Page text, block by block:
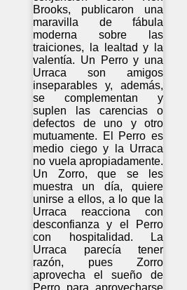
Brooks, publicaron una
maravilla de fábula
moderna sobre las
traiciones, la lealtad y la
valentía. Un Perro y una
Urraca son amigos
inseparables y, además,
se complementan y
suplen las carencias o
defectos de uno y otro
mutuamente. El Perro es
medio ciego y la Urraca
no vuela apropiadamente.
Un Zorro, que se les
muestra un día, quiere
unirse a ellos, a lo que la
Urraca reacciona con
desconfianza y el Perro
con hospitalidad. La
Urraca parecía tener
razón, pues Zorro
aprovecha el sueño de